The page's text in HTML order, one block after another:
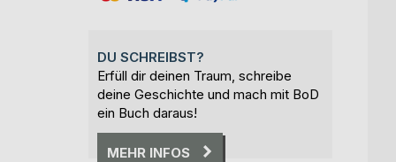
DU SCHREIBST?
Erfüll dir deinen Traum, schreibe
deine Geschichte und mach mit BoD
ein Buch daraus!
MEHR INFOS